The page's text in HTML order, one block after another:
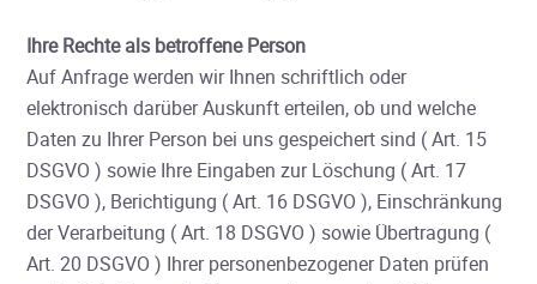
Ihre Rechte als betroffene Person
Auf Anfrage werden wir Ihnen schriftlich oder
elektronisch darüber Auskunft erteilen, ob und welche
Daten zu Ihrer Person bei uns gespeichert sind ( Art. 15
DSGVO ) sowie Ihre Eingaben zur Löschung ( Art. 17
DSGVO ), Berichtigung ( Art. 16 DSGVO ), Einschränkung
der Verarbeitung ( Art. 18 DSGVO ) sowie Übertragung (
Art. 20 DSGVO ) Ihrer personenbezogener Daten prüfen